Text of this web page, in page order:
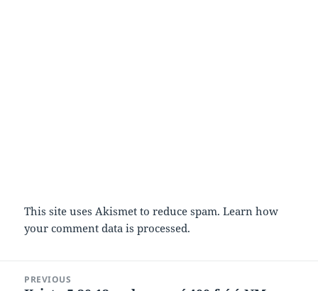
This site uses Akismet to reduce spam.Learn how
your comment data is processed.
navigation
PREVIOUS